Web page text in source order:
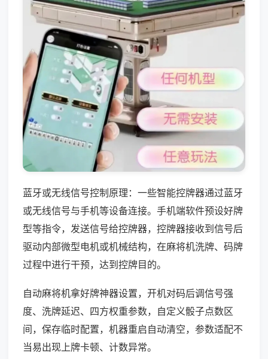
蓝牙或无线信号控制原理：一些智能控牌器通过蓝牙
或无线信号与手机等设备连接。手机端软件预设好牌
型等指令，发送信号给控牌器，控牌器接收到信号后
驱动内部微型电机或机械结构，在麻将机洗牌、码牌
过程中进行干预，达到控牌目的。
自动麻将机拿好牌神器设置，开机对码后调信号强
度、洗牌延迟、四方权重参数，自定义骰子点数区
间，保存临时配置，机器重启自动清空，参数适配不
当易出现上牌卡顿、计数异常。